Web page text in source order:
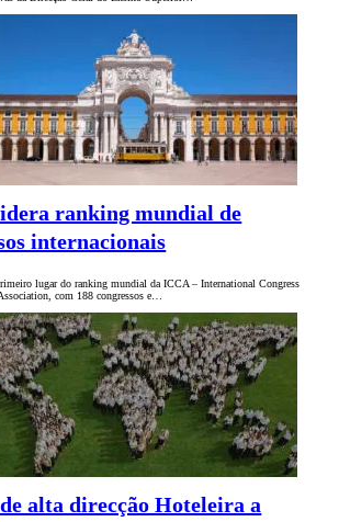
ranking mundial de
internacionais
lugar do ranking mundial da ICCA – International Congress
com 188 congressos e…
alta direcção Hoteleira a